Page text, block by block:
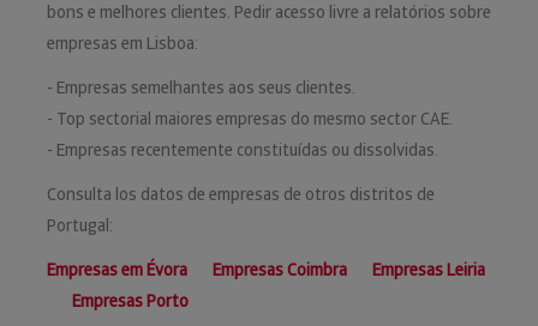
bons e melhores clientes. Pedir acesso livre a relatórios sobre
empresas em Lisboa:
- Empresas semelhantes aos seus clientes.
- Top sectorial maiores empresas do mesmo sector CAE.
- Empresas recentemente constituídas ou dissolvidas.
Consulta los datos de empresas de otros distritos de
Portugal:
Empresas em Évora Empresas Coimbra
Empresas Leiria
Empresas Porto